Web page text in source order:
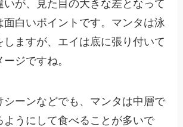
いが、見た目の大きな差となって
面白いポイントです。マンタは泳
しますが、エイは底に張り付いて
ジですね。
シーンなどでも、マンタは中層で
ようにして食べることが多いで